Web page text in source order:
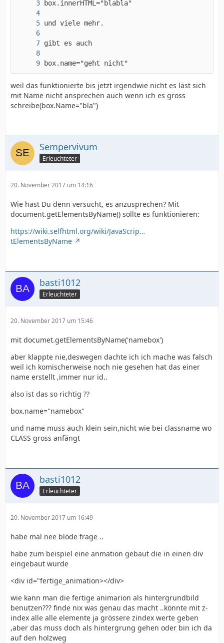
box.name="geht nicht"
weil das funktionierte bis jetzt irgendwie nicht es läst sich
mit Name nicht ansprechen auch wenn ich es gross
schreibe(box.Name="bla")
Sempervivum
Erleuchteter
20. November 2017 um 14:16
Wie hast Du denn versucht, es anzusprechen? Mit
document.getElementsByName() sollte es funktionieren:
https://wiki.selfhtml.org/wiki/JavaScrip…
tElementsByName
basti1012
Erleuchteter
20. November 2017 um 15:46
mit documet.getElementsByName('namebox')
aber klappte nie,deswegen dachte ich ich mache was falsch
weil ich komischerweise noch nie gesehen hat das einer
name erstellt ,immer nur id..
also ist das so richtig ??
box.name="namebox"
und name muss auch klein sein,nicht wie bei classname wo
CLASS gross anfängt
basti1012
Erleuchteter
20. November 2017 um 16:49
habe mal nee blöde frage ..
habe zum beispiel eine anmation gebaut die in einen div
eingebaut wurde
<div id="fertige_animation></div>
wie kann man die fertige animarion als hintergrundbild
benutzen??? finde nix was genau das macht ..könnte mit z-
index alle alle elemente ja grössere zindex werte geben
,aber das muss doch als hintergrung gehen oder bin ich da
auf den holzweg